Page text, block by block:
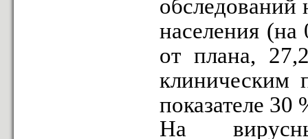
населения
от плана,
клиническим
показателе 30
На